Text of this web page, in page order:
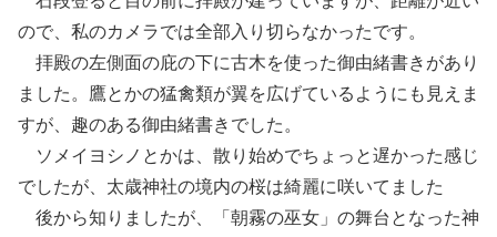
ので、私のカメラでは全部入り切らなかったです。
拝殿の左側面の庇の下に古木を使った御由緒書きがあり
ました。鷹とかの猛禽類が翼を広げているようにも見えま
すが、趣のある御由緒書きでした。
ソメイヨシノとかは、散り始めでちょっと遅かった感じ
でしたが、太歳神社の境内の桜は綺麗に咲いてました
後から知りましたが、「朝霧の巫女」の舞台となった神